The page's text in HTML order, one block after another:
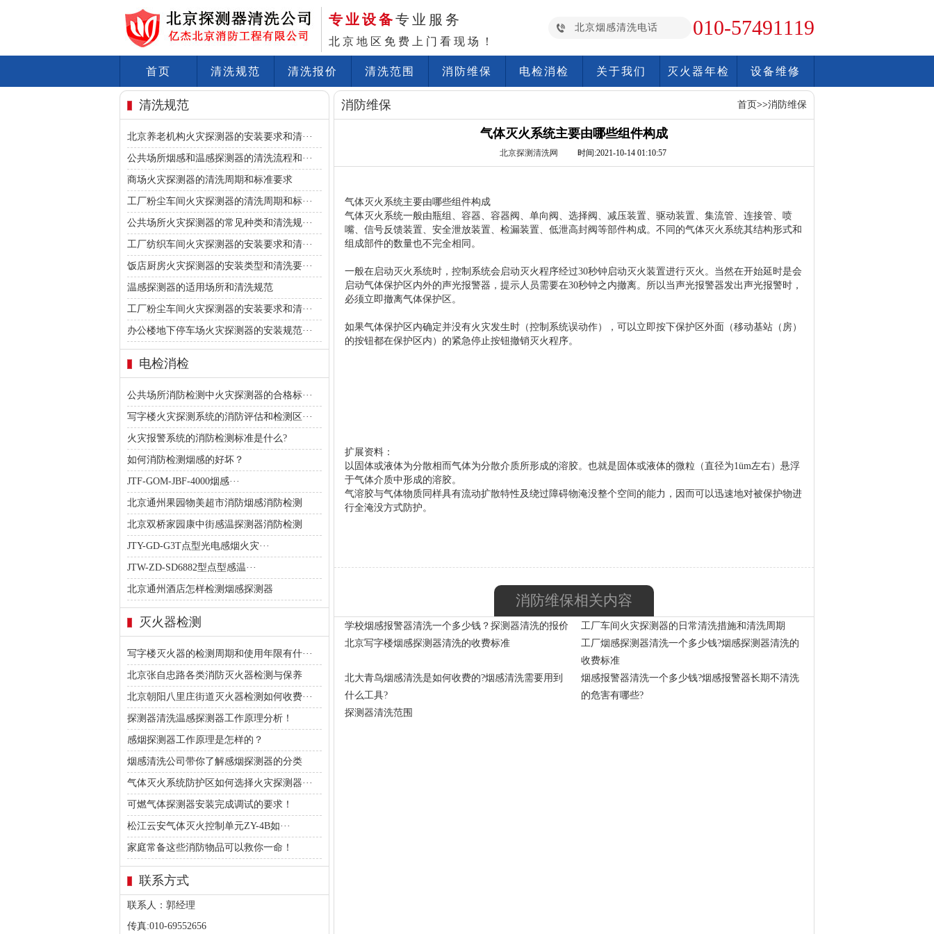
专业设备专业服务
北京地区免费上门看现场！
北京烟感清洗电话 010-57491119
首页 清洗规范 清洗报价 清洗范围 消防维保 电检消检 关于我们 灭火器年检 设备维修
清洗规范
北京养老机构火灾探测器的安装要求和清···
公共场所烟感和温感探测器的清洗流程和···
商场火灾探测器的清洗周期和标准要求
工厂粉尘车间火灾探测器的清洗周期和标···
公共场所火灾探测器的常见种类和清洗规···
工厂纺织车间火灾探测器的安装要求和清···
饭店厨房火灾探测器的安装类型和清洗要···
温感探测器的适用场所和清洗规范
工厂粉尘车间火灾探测器的安装要求和清···
办公楼地下停车场火灾探测器的安装规范···
电检消检
公共场所消防检测中火灾探测器的合格标···
写字楼火灾探测系统的消防评估和检测区···
火灾报警系统的消防检测标准是什么?
如何消防检测烟感的好坏？
JTF-GOM-JBF-4000烟感···
北京通州果园物美超市消防烟感消防检测
北京双桥家园康中街感温探测器消防检测
JTY-GD-G3T点型光电感烟火灾···
JTW-ZD-SD6882型点型感温···
北京通州酒店怎样检测烟感探测器
灭火器检测
写字楼灭火器的检测周期和使用年限有什···
北京张自忠路各类消防灭火器检测与保养
北京朝阳八里庄街道灭火器检测如何收费···
探测器清洗温感探测器工作原理分析！
感烟探测器工作原理是怎样的？
烟感清洗公司带你了解感烟探测器的分类
气体灭火系统防护区如何选择火灾探测器···
可燃气体探测器安装完成调试的要求！
松江云安气体灭火控制单元ZY-4B如···
家庭常备这些消防物品可以救你一命！
联系方式
联系人：郭经理
传真:010-69552656
消防维保 首页>>消防维保
气体灭火系统主要由哪些组件构成
北京探测清洗网 时间:2021-10-14 01:10:57
气体灭火系统主要由哪些组件构成
气体灭火系统一般由瓶组、容器、容器阀、单向阀、选择阀、减压装置、驱动装置、集流管、连接管、喷
嘴、信号反馈装置、安全泄放装置、检漏装置、低泄高封阀等部件构成。不同的气体灭火系统其结构形式和
组成部件的数量也不完全相同。
一般在启动灭火系统时，控制系统会启动灭火程序经过30秒钟启动灭火装置进行灭火。当然在开始延时是会
启动气体保护区内外的声光报警器，提示人员需要在30秒钟之内撤离。所以当声光报警器发出声光报警时，
必须立即撤离气体保护区。
如果气体保护区内确定并没有火灾发生时（控制系统误动作），可以立即按下保护区外面（移动基站（房）
的按钮都在保护区内）的紧急停止按钮撤销灭火程序。
扩展资料：
以固体或液体为分散相而气体为分散介质所形成的溶胶。也就是固体或液体的微粒（直径为1üm左右）悬浮
于气体介质中形成的溶胶。
气溶胶与气体物质同样具有流动扩散特性及绕过障碍物淹没整个空间的能力，因而可以迅速地对被保护物进
行全淹没方式防护。
消防维保相关内容
学校烟感报警器清洗一个多少钱？探测器清洗的报价
工厂车间火灾探测器的日常清洗措施和清洗周期
北京写字楼烟感探测器清洗的收费标准
工厂烟感探测器清洗一个多少钱?烟感探测器清洗的
收费标准
北大青鸟烟感清洗是如何收费的?烟感清洗需要用到
什么工具?
烟感报警器清洗一个多少钱?烟感报警器长期不清洗
的危害有哪些?
探测器清洗范围